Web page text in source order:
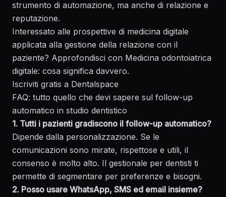
strumento di automazione, ma anche di relazione e
reputazione.
Interessato alle prospettive di medicina digitale
applicata alla gestione della relazione con il
paziente? Approfondisci con Medicina odontoiatrica
digitale: cosa significa davvero.
Iscriviti gratis a Dentalspace
FAQ: tutto quello che devi sapere sul follow-up
automatico in studio dentistico
1. Tutti i pazienti gradiscono il follow-up automatico?
Dipende dalla personalizzazione. Se le
comunicazioni sono mirate, rispettose e utili, il
consenso è molto alto. Il gestionale per dentisti ti
permette di segmentare per preferenze e bisogni.
2. Posso usare WhatsApp, SMS ed email insieme?